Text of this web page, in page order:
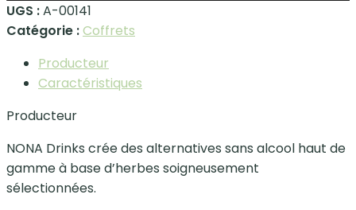
UGS :A-00141
Catégorie :Coffrets
Producteur
Caractéristiques
Producteur
NONA Drinks crée des alternatives sans alcool haut de
gamme à base d’herbes soigneusement
sélectionnées.